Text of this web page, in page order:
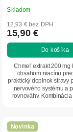
Skladom
12,93 € bez DPH
15,90 €
Do košíka
Chmeľ extrakt 200 mg
obsahom niacínu
praktický doplnok stravy
nervového systému a
rovnováhy. Kombinácia
Novinka